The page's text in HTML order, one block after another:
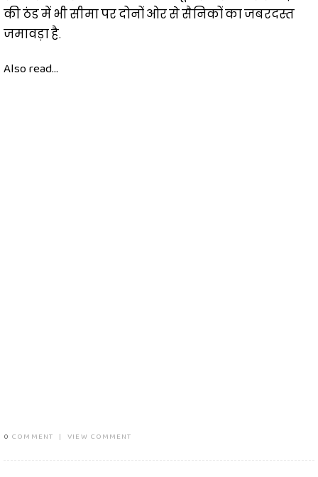
की ठंड में भी सीमा पर दोनों ओर से सैनिकों का जबरदस्त
जमावड़ा है.
Also read...
0 COMMENT | VIEW COMMENT